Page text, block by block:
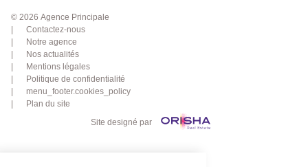
© 2026 Agence Principale
Contactez-nous
Notre agence
Nos actualités
Mentions légales
Politique de confidentialité
menu_footer.cookies_policy
Plan du site
Site designé par